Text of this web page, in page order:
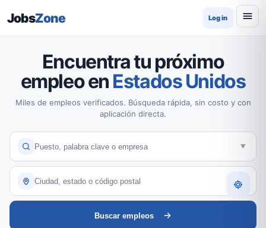
JobsZone Log in
Encuentra tu próximo
empleo en Estados Unidos
Miles de empleos verificados. Búsqueda rápida, sin costo y con
aplicación directa.
Buscar empleos